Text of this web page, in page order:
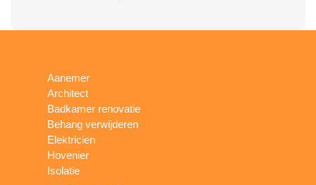
Aanemer
Architect
Badkamer renovatie
Behang verwijderen
Elektricien
Hovenier
Isolatie